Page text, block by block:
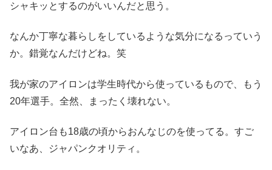
シャキッとするのがいいんだと思う。
なんか丁寧な暮らしをしているような気分になるっていう
か。錯覚なんだけどね。笑
我が家のアイロンは学生時代から使っているもので、もう
20年選手。全然、まったく壊れない。
アイロン台も18歳の頃からおんなじのを使ってる。すご
いなあ、ジャパンクオリティ。